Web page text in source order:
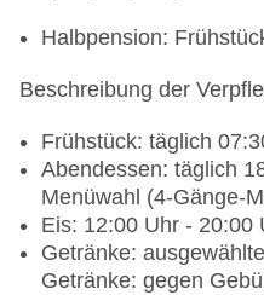
Halbpension:
Beschreibung der
Frühstück: täglich
Abendessen: täglich
Menüwahl (4-Gänge-
Eis: 12:00 Uhr - 20:00
Getränke:
Getränke: gegen